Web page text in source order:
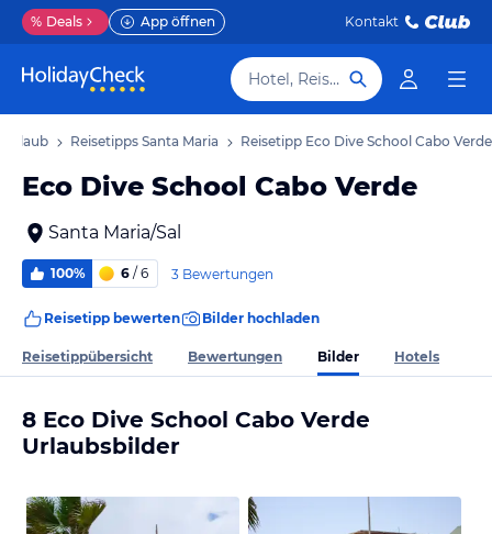
% Deals App öffnen Kontakt
Hotel, Reiseziel
Urlaub Reisetipps Santa Maria Reisetipp Eco Dive School Cabo Verde
Eco Dive School Cabo Verde
Santa Maria/Sal
100% 6 / 6 3 Bewertungen
Reisetipp bewerten Bilder hochladen
Reisetippübersicht Bewertungen Bilder Hotels
8 Eco Dive School Cabo Verde
Urlaubsbilder